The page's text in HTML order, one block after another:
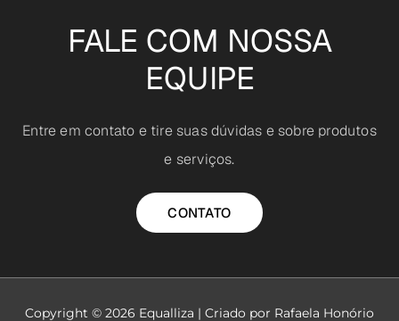
FALE COM NOSSA
EQUIPE
Entre em contato e tire suas dúvidas e sobre produtos
e serviços.
CONTATO
Copyright © 2026 Equalliza | Criado por Rafaela Honório